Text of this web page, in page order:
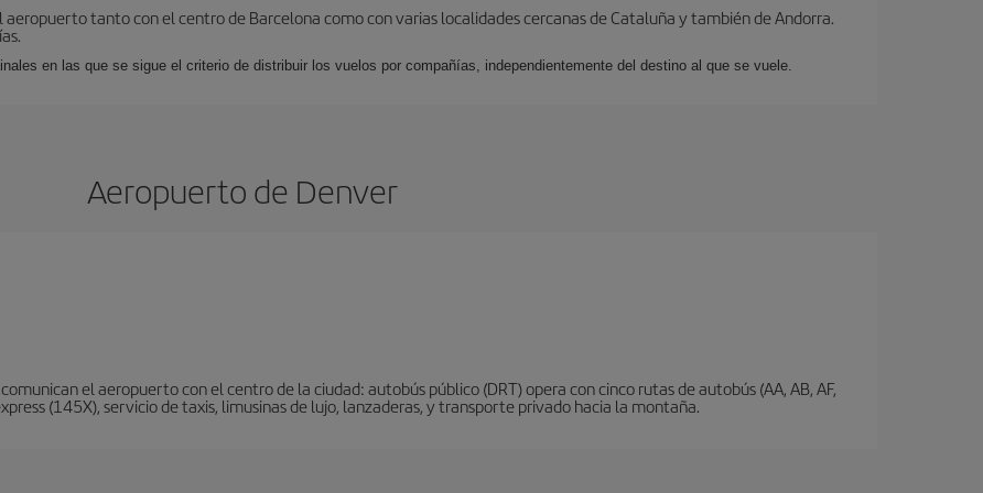
tanto con el centro de Barcelona como con varias localidades cercanas de Cataluña y también de Andorra.
en las que se sigue el criterio de distribuir los vuelos por compañías, independientemente del destino al que se vuele.
Aeropuerto de Denver
el aeropuerto con el centro de la ciudad: autobús público (DRT) opera con cinco rutas de autobús (AA, AB, AF,
(145X), servicio de taxis, limusinas de lujo, lanzaderas, y transporte privado hacia la montaña.